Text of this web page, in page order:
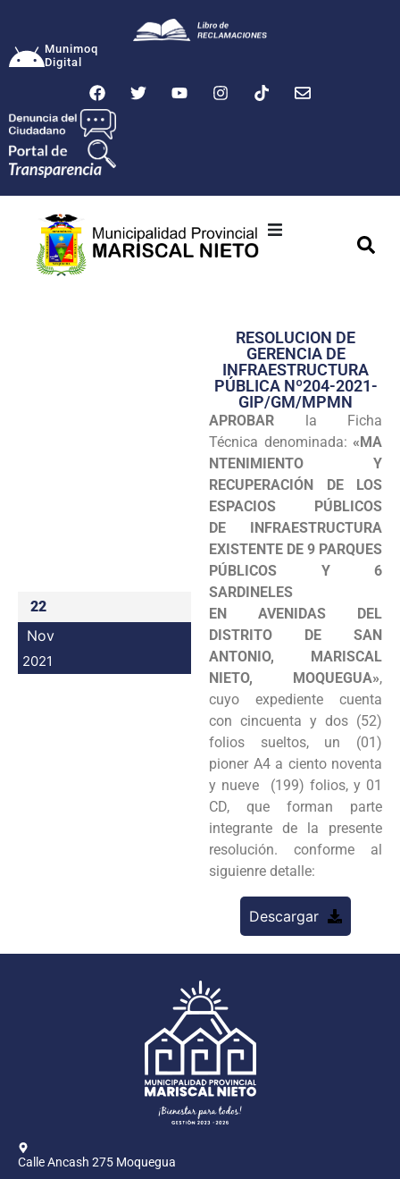
Munimoq
Digital
Transparencia
Seguridad
Programas
Intranet
22
Nov
2021
RESOLUCION DE
GERENCIA DE
INFRAESTRUCTURA
PÚBLICA Nº204-2021-
GIP/GM/MPMN
APROBAR la Ficha
Técnica denominada: «MA
NTENIMIENTO Y
RECUPERACIÓN DE LOS
ESPACIOS PÚBLICOS
DE INFRAESTRUCTURA
EXISTENTE DE 9 PARQUES
PÚBLICOS Y 6
SARDINELES
EN AVENIDAS DEL
DISTRITO DE SAN
ANTONIO, MARISCAL
NIETO, MOQUEGUA»,
cuyo expediente cuenta
con cincuenta y dos (52)
folios sueltos, un (01)
pioner A4 a ciento noventa
y nueve (199) folios, y 01
CD, que forman parte
integrante de la presente
resolución. conforme al
siguienre detalle:
Descargar
Calle Ancash 275 Moquegua